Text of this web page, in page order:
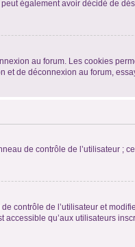
également avoir décidé de
au forum. Les cookies
et de déconnexion au forum,
de contrôle de l’utilisateur ;
contrôle de l’utilisateur et
qu’aux utilisateurs